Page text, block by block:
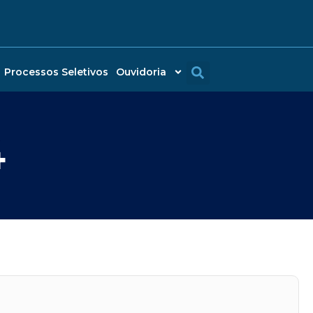
Processos Seletivos Ouvidoria